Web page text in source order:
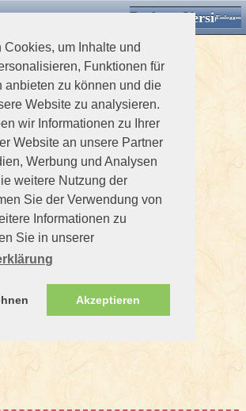
um Inhalte und
Funktionen für
anbieten zu können und die
Website zu analysieren.
wir Informationen zu Ihrer
Website an unsere Partner
Werbung und Analysen
weitere Nutzung der
Sie der Verwendung von
Informationen zu
Sie in unserer
Akzeptieren
Desktop VersionEinloggen